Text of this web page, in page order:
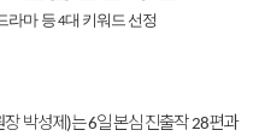
라마 등4대 키워드 선정
장박성제)는6일본심진출작28편과